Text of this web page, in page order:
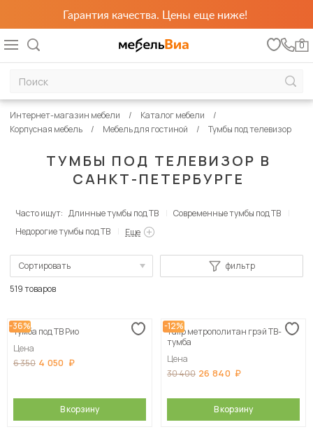
Гарантия качества. Цены еще ниже!
0
ТУМБЫ ПОД ТЕЛЕВИЗОР В
САНКТ-ПЕТЕРБУРГЕ
Интернет-магазин мебели
Каталог мебели
Корпусная мебель
Мебель для гостиной Тумбы под телевизор
Часто ищут: Длинные тумбы под ТВ
Современные тумбы под ТВ
Недорогие тумбы под ТВ
Еще
Сортировать
Сначала дорогие
фильтр
519 товаров
-36%
Тумба под ТВ Рио
Цена
6 350 4 050
В корзину
-12%
Tulip метрополитан грэй ТВ-
тумба
Цена
30 400 26 840
В корзину